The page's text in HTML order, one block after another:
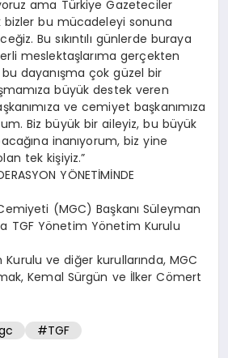
ama Türkiye Gazeteciler
bizler bu mücadeleyi sonuna
Bu sıkıntılı günlerde buraya
meslektaşlarıma gerçekten
dayanışma çok güzel bir
büyük destek veren
ve cemiyet başkanımıza
Biz büyük bir aileyiz, bu büyük
inanıyorum, biz yine
tek kişiyiz.”
YÖNETİMİNDE
(MGC) Başkanı Süleyman
TGF Yönetim Yönetim Kurulu
Kurulu ve diğer kurullarında, MGC
Kemal Sürgün ve İlker Cömert
#TGF